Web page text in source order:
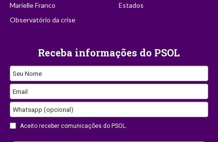
Marielle Franco
Observatório da crise
Estados
Receba informações do PSOL
Email
Address
Seu Nome
Email
Whatsapp (opcional)
Aceito receber comunicações do PSOL.